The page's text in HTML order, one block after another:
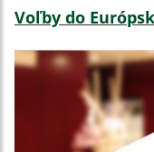
Voľby do